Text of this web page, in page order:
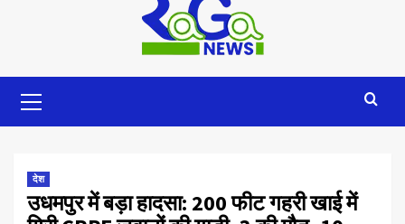
देश
उधमपुर में बड़ा हादसा: 200 फीट गहरी खाई में